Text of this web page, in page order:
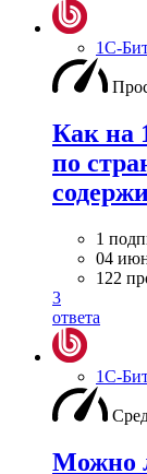
1С-
Как на
по
1
04
122
3
ответа
1С-
Можно